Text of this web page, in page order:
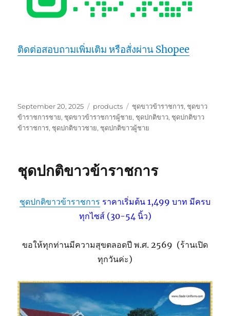
ติดต่อสอบถามเพิ่มเติม หรือสั่งผ่าน Shopee
Posted
on
September 20, 2025 Categories
products Tags
ชุดขาวข้าราชการ, ชุดขาว
ข้าราชการชาย, ชุดขาวข้าราชการผู้ชาย, ชุดปกติขาว, ชุดปกติขาว
ข้าราชการ, ชุดปกติขาวชาย, ชุดปกติขาวผู้ชาย
ชุดปกติขาวข้าราชการ
ชุดปกติขาวข้าราชการ ราคาเริ่มต้น 1,499 บาท มีครบ
ทุกไซส์ (30-54 นิ้ว)
ขอให้ทุกท่านมีความสุขตลอดปี พ.ศ. 2569 (ร้านเปิด
ทุกวันค่ะ)